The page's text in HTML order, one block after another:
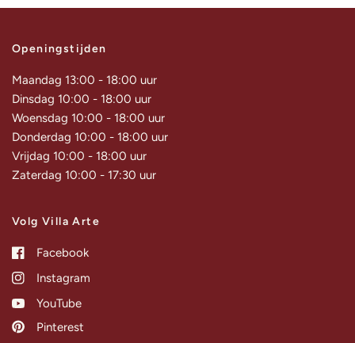
Openingstijden
Maandag 13:00 - 18:00 uur
Dinsdag 10:00 - 18:00 uur
Woensdag 10:00 - 18:00 uur
Donderdag 10:00 - 18:00 uur
Vrijdag 10:00 - 18:00 uur
Zaterdag 10:00 - 17:30 uur
Volg Villa Arte
Facebook
Instagram
YouTube
Pinterest